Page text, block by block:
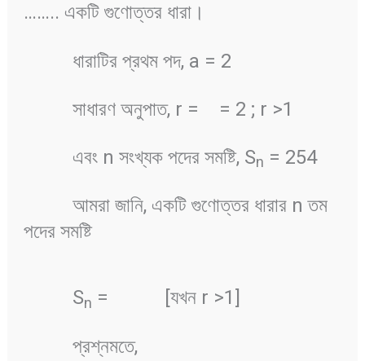
…….. একটি গুণোত্তর ধারা।
ধারাটির প্রথম পদ, a = 2
সাধারণ অনুপাত, r = = 2 ; r >1
এবং n সংখ্যক পদের সমষ্টি, Sn = 254
আমরা জানি, একটি গুণোত্তর ধারার n তম
পদের সমষ্টি
Sn = [যখন r >1]
প্রশ্নমতে,